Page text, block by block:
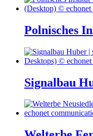
Polnisches
Signalbau